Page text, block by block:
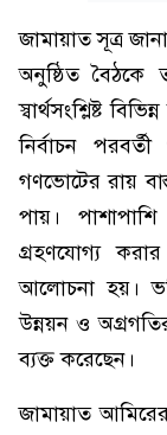
জামায়াত সূত্র
অনুষ্ঠিত বৈঠকে
স্বার্থসংশ্লিষ্ট
নির্বাচন
গণভোটের রায়
পায়।
গ্রহণযোগ্য
আলোচনা হয়।
উন্নয়ন ও
ব্যক্ত করেছেন।
জামায়াত